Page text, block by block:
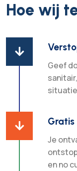
Hoe wij

Geef

Je
en no